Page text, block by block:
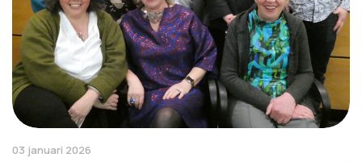
03 januari 2026